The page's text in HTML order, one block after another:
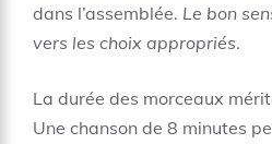
dans l’assemblée. Le bon
vers les choix appropriés.
La durée des morceaux
Une chanson de 8 minutes